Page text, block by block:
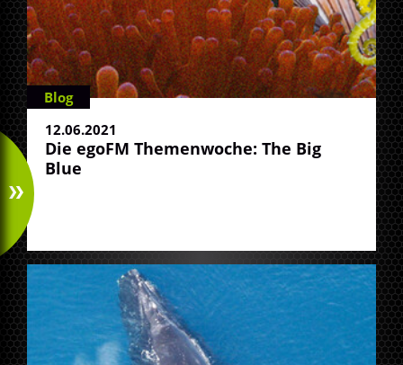
Blog
12.06.2021
Die egoFM Themenwoche: The Big
Blue